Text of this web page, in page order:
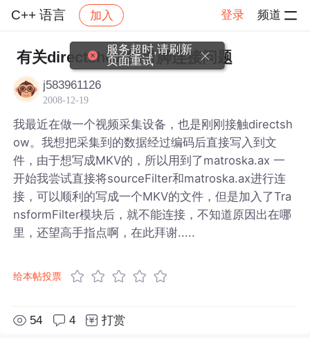
C++ 语言 加入 登录 频道
社区 C++ 语言 帖子详情
有关directshow的引脚连接问题
j583961126
2008-12-19
我最近在做一个视频采集设备，也是刚刚接触directsh
ow。我想把采集到的数据经过编码后直接写入到文
件，由于想写成MKV的，所以用到了matroska.ax 一
开始我尝试直接将sourceFilter和matroska.ax进行连
接，可以顺利的写成一个MKV的文件，但是加入了Tra
nsformFilter模块后，就不能连接，不知道原因出在哪
里，还望高手指点啊，在此拜谢.....
给本帖投票
54 4 打赏
服务超时,请刷新
页面重试